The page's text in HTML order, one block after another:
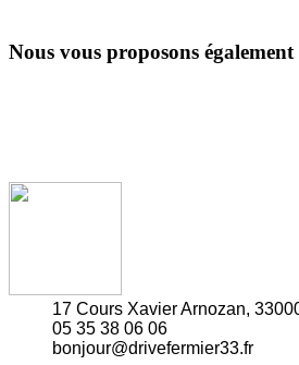
Nous vous proposons également
17 Cours Xavier Arnozan,
05 35 38 06 06
bonjour@drivefermier33.fr